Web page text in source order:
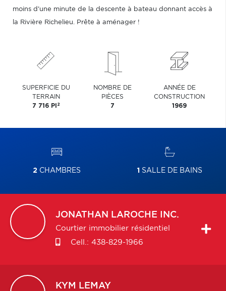
moins d'une minute de la descente à bateau donnant accès à
la Rivière Richelieu. Prête à aménager !
SUPERFICIE DU
TERRAIN
7 716 PI 2
NOMBRE DE
PIÈCES
7
ANNÉE DE
CONSTRUCTION
1969
2CHAMBRES 1 SALLE DE BAINS
JONATHAN LAROCHE INC.
Courtier immobilier résidentiel
Cell.: 438-829-1966
KYM LEMAY